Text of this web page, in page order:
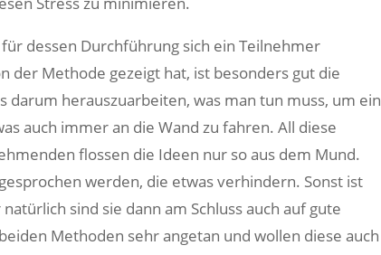
dessen Durchführung sich ein Teilnehmer
der Methode gezeigt hat, ist besonders gut die
herauszuarbeiten, was man tun muss, um ein
auch immer an die Wand zu fahren. All diese
flossen die Ideen nur so aus dem Mund.
werden, die etwas verhindern. Sonst ist
sind sie dann am Schluss auch auf gute
Methoden sehr angetan und wollen diese auch